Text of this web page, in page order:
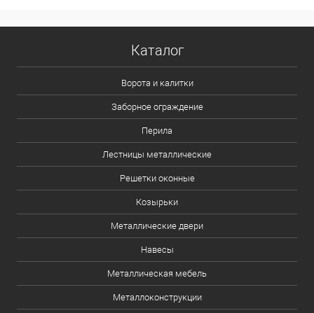
Каталог
Ворота и калитки
Заборное ограждение
Перила
Лестницы металлические
Решетки оконные
Козырьки
Металлические двери
Навесы
Металлическая мебель
Металлоконструкции